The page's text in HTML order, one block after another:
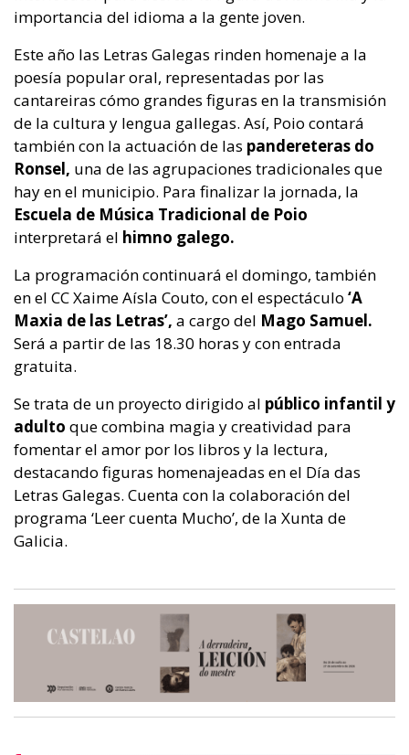
importancia del idioma a la gente joven.
Este año las Letras Galegas rinden homenaje a la
poesía popular oral, representadas por las
cantareiras cómo grandes figuras en la transmisión
de la cultura y lengua gallegas. Así, Poio contará
también con la actuación de las pandereteras do
Ronsel, una de las agrupaciones tradicionales que
hay en el municipio. Para finalizar la jornada, la
Escuela de Música Tradicional de Poio
interpretará el himno galego.
La programación continuará el domingo, también
en el CC Xaime Aísla Couto, con el espectáculo ‘A
Maxia de las Letras’, a cargo del Mago Samuel.
Será a partir de las 18.30 horas y con entrada
gratuita.
Se trata de un proyecto dirigido al público infantil y
adulto que combina magia y creatividad para
fomentar el amor por los libros y la lectura,
destacando figuras homenajeadas en el Día das
Letras Galegas. Cuenta con la colaboración del
programa ‘Leer cuenta Mucho’, de la Xunta de
Galicia.